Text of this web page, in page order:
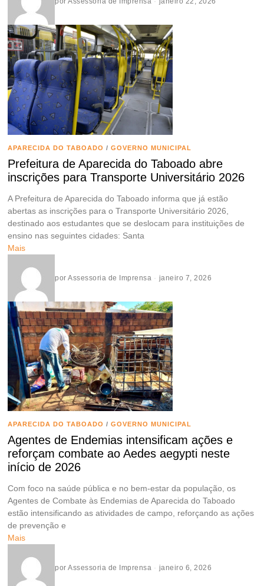
APARECIDA DO TABOADO / GOVERNO MUNICIPAL
Prefeitura de Aparecida do Taboado abre
inscrições para Transporte Universitário 2026
A Prefeitura de Aparecida do Taboado informa que já estão
abertas as inscrições para o Transporte Universitário 2026,
destinado aos estudantes que se deslocam para instituições de
ensino nas seguintes cidades: Santa
Mais
porAssessoria de Imprensa janeiro 7, 2026
APARECIDA DO TABOADO / GOVERNO MUNICIPAL
Agentes de Endemias intensificam ações e
reforçam combate ao Aedes aegypti neste
início de 2026
Com foco na saúde pública e no bem-estar da população, os
Agentes de Combate às Endemias de Aparecida do Taboado
estão intensificando as atividades de campo, reforçando as ações
de prevenção e
Mais
porAssessoria de Imprensa janeiro 6, 2026